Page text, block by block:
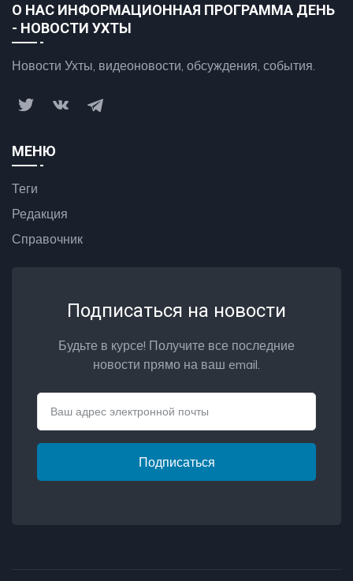
О НАС ИНФОРМАЦИОННАЯ ПРОГРАММА ДЕНЬ
- НОВОСТИ УХТЫ
Новости Ухты, видеоновости, обсуждения, события.
МЕНЮ
Теги
Редакция
Справочник
Подписаться на новости
Будьте в курсе! Получите все последние
новости прямо на ваш email.
Подписаться